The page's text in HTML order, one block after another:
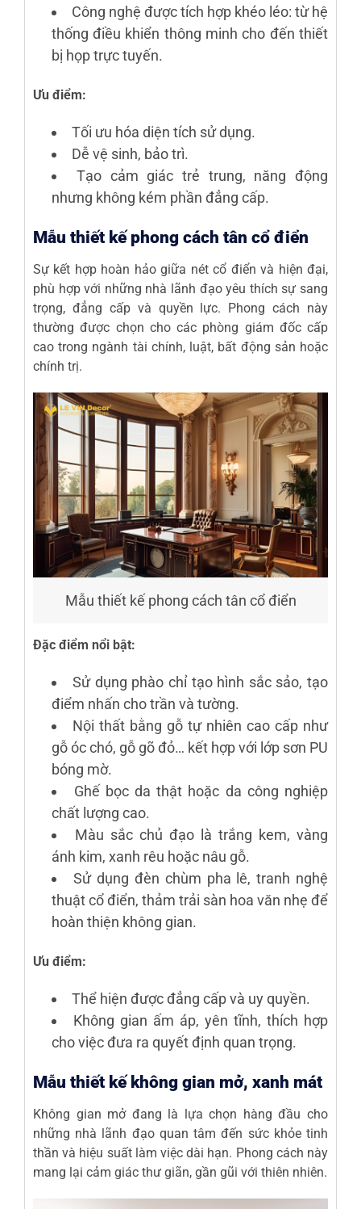
Công nghệ được tích hợp khéo léo: từ hệ
thống điều khiển thông minh cho đến thiết
bị họp trực tuyến.
Ưu điểm:
Tối ưu hóa diện tích sử dụng.
Dễ vệ sinh, bảo trì.
Tạo cảm giác trẻ trung, năng động
nhưng không kém phần đẳng cấp.
Mẫu thiết kế phong cách tân cổ điển
Sự kết hợp hoàn hảo giữa nét cổ điển và hiện đại,
phù hợp với những nhà lãnh đạo yêu thích sự sang
trọng, đẳng cấp và quyền lực. Phong cách này
thường được chọn cho các phòng giám đốc cấp
cao trong ngành tài chính, luật, bất động sản hoặc
chính trị.
Mẫu thiết kế phong cách tân cổ điển
Đặc điểm nổi bật:
Sử dụng phào chỉ tạo hình sắc sảo, tạo
điểm nhấn cho trần và tường.
Nội thất bằng gỗ tự nhiên cao cấp như
gỗ óc chó, gỗ gõ đỏ… kết hợp với lớp sơn PU
bóng mờ.
Ghế bọc da thật hoặc da công nghiệp
chất lượng cao.
Màu sắc chủ đạo là trắng kem, vàng
ánh kim, xanh rêu hoặc nâu gỗ.
Sử dụng đèn chùm pha lê, tranh nghệ
thuật cổ điển, thảm trải sàn hoa văn nhẹ để
hoàn thiện không gian.
Ưu điểm:
Thể hiện được đẳng cấp và uy quyền.
Không gian ấm áp, yên tĩnh, thích hợp
cho việc đưa ra quyết định quan trọng.
Mẫu thiết kế không gian mở, xanh mát
Không gian mở đang là lựa chọn hàng đầu cho
những nhà lãnh đạo quan tâm đến sức khỏe tinh
thần và hiệu suất làm việc dài hạn. Phong cách này
mang lại cảm giác thư giãn, gần gũi với thiên nhiên.